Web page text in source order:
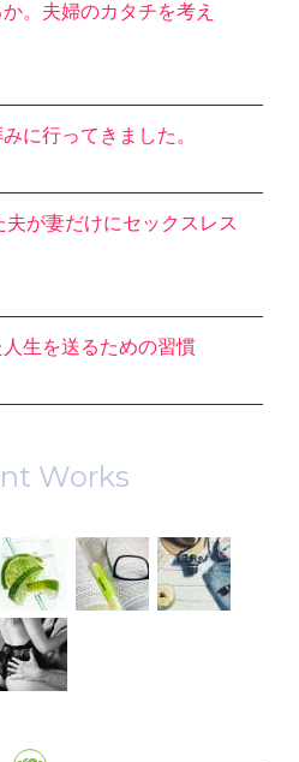
。夫婦のカタチを考え
に行ってきました。
が妻だけにセックスレス
生を送るための習慣
Works